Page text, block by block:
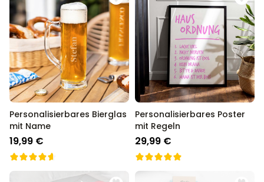
Personalisierbares Bierglas
mit Name
19,99 €
Personalisierbares Poster
mit Regeln
29,99 €